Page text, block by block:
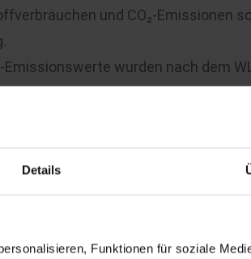
Details
Funktionen für soziale
und CO₂-Emissionen
wurden nach dem
wird auch zur Bemessung der
vor.
FACEBOOK